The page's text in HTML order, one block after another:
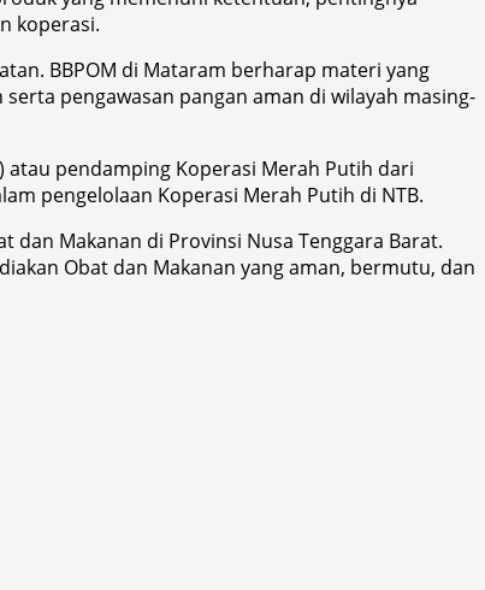
koperasi.
BBPOM di Mataram berharap materi yang
pengawasan pangan aman di wilayah masing-
atau pendamping Koperasi Merah Putih dari
pengelolaan Koperasi Merah Putih di NTB.
Makanan di Provinsi Nusa Tenggara Barat.
Obat dan Makanan yang aman, bermutu, dan